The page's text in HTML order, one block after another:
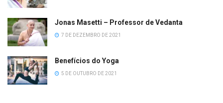
Jonas Masetti – Professor de Vedanta
7 DE DEZEMBRO DE 2021
Benefícios do Yoga
5 DE OUTUBRO DE 2021